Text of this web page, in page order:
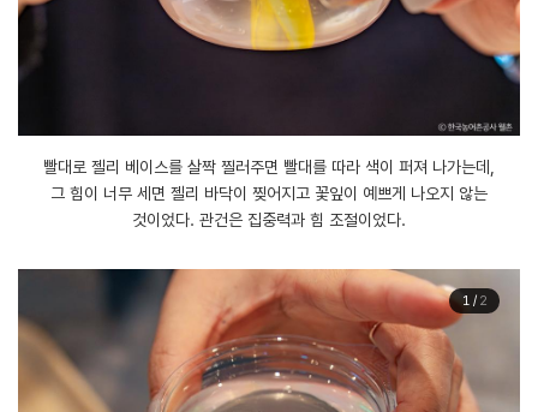
빨대로 젤리 베이스를 살짝 찔러주면 빨대를 따라 색이 퍼져 나가는데,
그 힘이 너무 세면 젤리 바닥이 찢어지고 꽃잎이 예쁘게 나오지 않는
것이었다. 관건은 집중력과 힘 조절이었다.
1/ 2